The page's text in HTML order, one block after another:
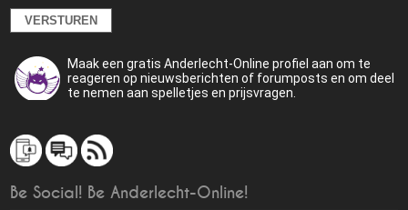
Maak een gratis Anderlecht-Online profiel aan om te
reageren op nieuwsberichten of forumposts en om deel
te nemen aan spelletjes en prijsvragen.
Be Social! Be Anderlecht-Online!